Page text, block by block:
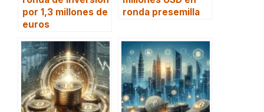
por 1,3 millones de
euros
ronda presemilla